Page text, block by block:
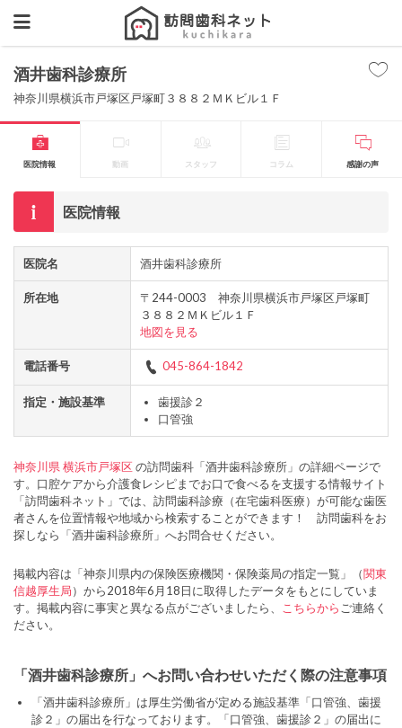
酒井歯科診療所
神奈川県横浜市戸塚区戸塚町３８８２ＭＫビル１Ｆ
医院情報 動画 スタッフ コラム 感謝の声
医院情報
医院名 酒井歯科診療所
所在地
〒244-0003 神奈川県横浜市戸塚区戸塚町
３８８２ＭＫビル１Ｆ
地図を見る
電話番号 045-864-1842
指定・施設基準
歯援診２
口管強
神奈川県 横浜市戸塚区の訪問歯科「酒井歯科診療所」の詳細ページで
す。口腔ケアから介護食レシピまでお口で食べるを支援する情報サイト
「訪問歯科ネット」では、訪問歯科診療（在宅歯科医療）が可能な歯医
者さんを位置情報や地域から検索することができます！ 訪問歯科をお
探しなら「酒井歯科診療所」へお問合せください。
掲載内容は「神奈川県内の保険医療機関・保険薬局の指定一覧」（関東
信越厚生局）から2018年6月18日に取得したデータをもとにしていま
す。掲載内容に事実と異なる点がございましたら、
こちらから ご連絡く
ださい。
「酒井歯科診療所」へお問い合わせいただく際の注意事項
「酒井歯科診療所」は厚生労働省が定める施設基準「口管強、歯援
診２」の届出を行なっております。「口管強、歯援診２」の届出に